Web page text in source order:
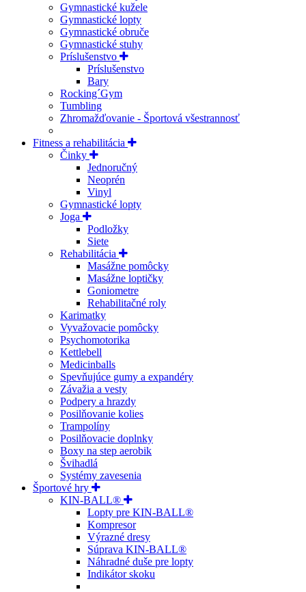
Gymnastické kužele
Gymnastické lopty
Gymnastické obruče
Gymnastické stuhy
Príslušenstvo
Príslušenstvo
Bary
Rocking´Gym
Tumbling
Zhromažďovanie - Športová všestrannosť
Fitness a rehabilitácia
Činky
Jednoručný
Neoprén
Vinyl
Gymnastické lopty
Joga
Podložky
Siete
Rehabilitácia
Masážne pomôcky
Masážne loptičky
Goniometre
Rehabilitačné roly
Karimatky
Vyvažovacie pomôcky
Psychomotorika
Kettlebell
Medicinballs
Spevňujúce gumy a expandéry
Závažia a vesty
Podpery a hrazdy
Posilňovanie kolies
Trampolíny
Posilňovacie doplnky
Boxy na step aerobik
Švihadlá
Systémy zavesenia
Športové hry
KIN-BALL®
Lopty pre KIN-BALL®
Kompresor
Výrazné dresy
Súprava KIN-BALL®
Náhradné duše pre lopty
Indikátor skoku